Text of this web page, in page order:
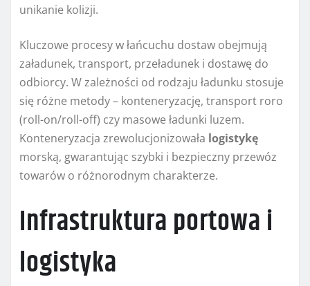
unikanie kolizji.
Kluczowe procesy w łańcuchu dostaw obejmują
załadunek, transport, przeładunek i dostawę do
odbiorcy. W zależności od rodzaju ładunku stosuje
się różne metody – konteneryzację, transport roro
(roll-on/roll-off) czy masowe ładunki luzem.
Konteneryzacja zrewolucjonizowała logistykę
morską, gwarantując szybki i bezpieczny przewóz
towarów o różnorodnym charakterze.
Infrastruktura portowa i
logistyka